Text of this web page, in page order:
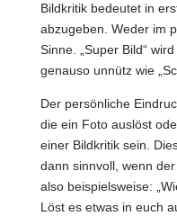
Bildkritik bedeutet in
abzugeben. Weder im
Sinne. „Super Bild“
genauso unnütz wie
Der persönliche
die ein Foto auslöst
einer Bildkritik sein.
dann sinnvoll, wenn
also beispielsweise:
Löst es etwas in euch